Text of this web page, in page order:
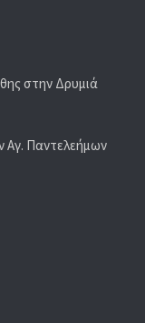
στην Δρυμιά
Αγ. Παντελεήμων